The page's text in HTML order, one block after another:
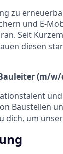
zu
und E-
Seit
diesen
(m/
Baustellen
dich, um